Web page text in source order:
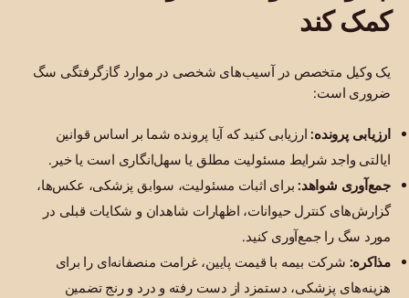
کمک کند
یک وکیل متخصص در آسیب‌های شخصی در موارد گازگرفتگی سگ
ضروری است:
ارزیابی پرونده:ارزیابی کنید که آیا پرونده شما بر اساس قوانین
ایالتی واجد شرایط مسئولیت مطلق یا سهل‌انگاری است یا خیر.
جمع‌آوری شواهد:برای اثبات مسئولیت، سوابق پزشکی، عکس‌ها،
گزارش‌های کنترل حیوانات، اظهارات شاهدان و شکایات قبلی در
مورد سگ را جمع‌آوری کنید.
مذاکره: شرکت بیمه با قیمت پایین، غرامت منصفانه‌ای را برای
هزینه‌های پزشکی، دستمزد از دست رفته و درد و رنج تضمین